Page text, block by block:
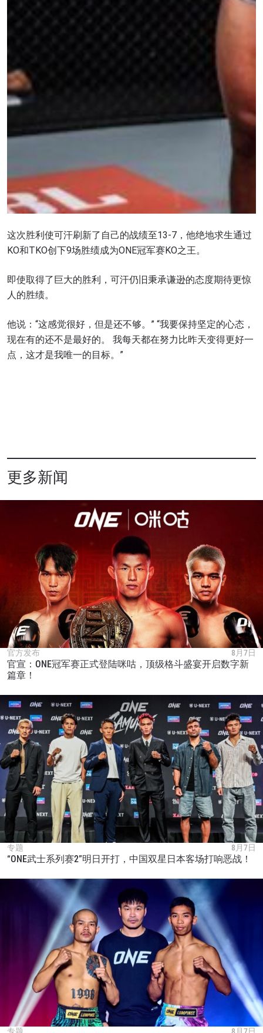
这次胜利使可汗刷新了自己的战绩至13-7，他绝地求生通过
KO和TKO创下9场胜绩成为ONE冠军赛KO之王。
即使取得了巨大的胜利，可汗仍旧秉承谦逊的态度期待更惊
人的胜绩。
他说：“这感觉很好，但是还不够。” “我要保持坚定的心态，
现在有的还不是最好的。 我每天都在努力比昨天变得更好一
点，这才是我唯一的目标。”
更多新闻
官方发布 8月7日
官宣：ONE冠军赛正式登陆咪咕，顶级格斗盛宴开启数字新
篇章！
专题 8月7日
“ONE武士系列赛2”明日开打，中国双星日本客场打响恶战！
专题 8月7日
浏览了解更多
名字
订阅
提交此表格签署弹出免责声明，即表示您同意我们
的隐私政策，我们将收集、使用和披露您的信息。
您可以随时取消订阅这些信息。